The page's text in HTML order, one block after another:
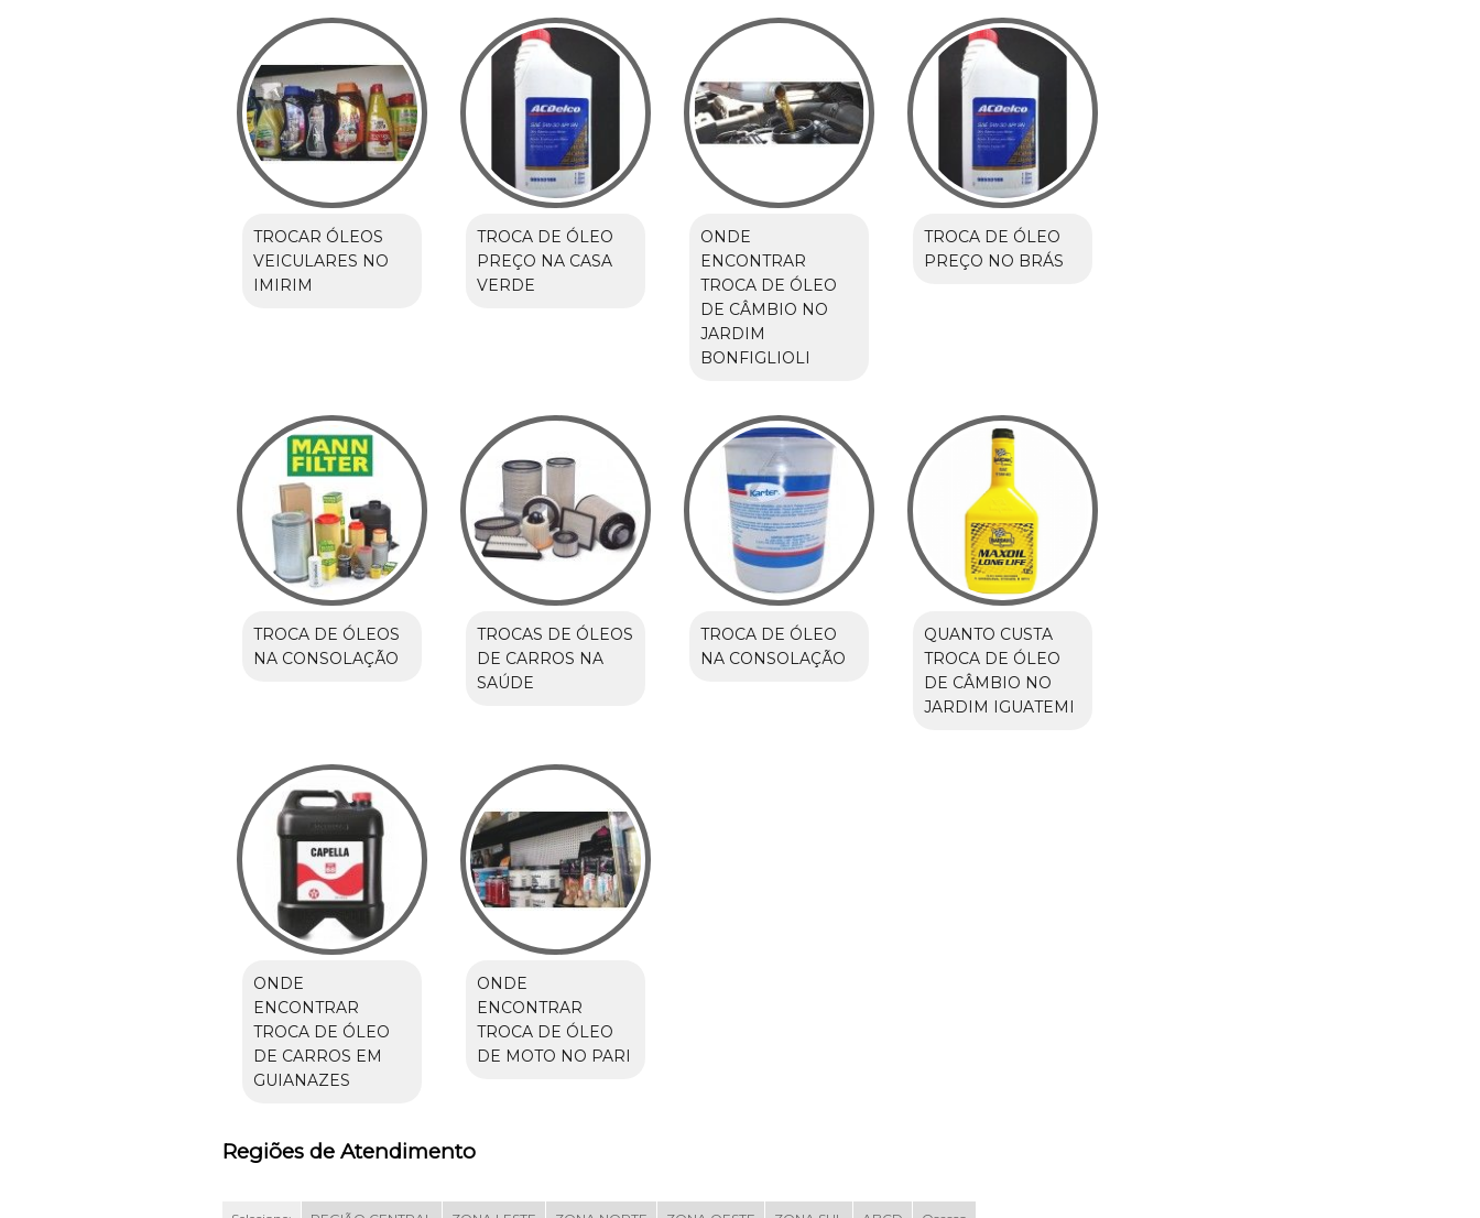
TROCAR ÓLEOS
VEICULARES NO
IMIRIM
TROCA DE ÓLEO
PREÇO NA CASA
VERDE
ONDE
ENCONTRAR
TROCA DE ÓLEO
DE CÂMBIO NO
JARDIM
BONFIGLIOLI
TROCA DE ÓLEO
PREÇO NO BRÁS
TROCA DE ÓLEOS
NA CONSOLAÇÃO
TROCAS DE ÓLEOS
DE CARROS NA
SAÚDE
TROCA DE ÓLEO
NA CONSOLAÇÃO
QUANTO CUSTA
TROCA DE ÓLEO
DE CÂMBIO NO
JARDIM IGUATEMI
ONDE
ENCONTRAR
TROCA DE ÓLEO
DE CARROS EM
GUIANAZES
ONDE
ENCONTRAR
TROCA DE ÓLEO
DE MOTO NO PARI
Regiões de Atendimento